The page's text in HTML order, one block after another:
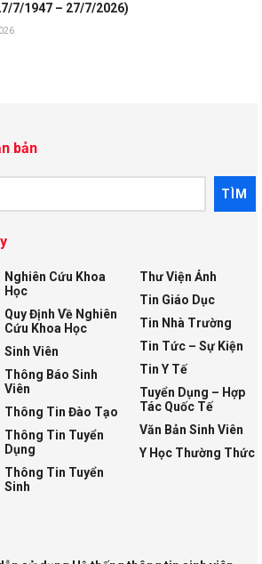
7/1947 – 27/7/2026)
bản
TÌM
Nghiên Cứu Khoa
Học
Quy Định Về Nghiên
Cứu Khoa Học
Sinh Viên
Thông Báo Sinh
Viên
Thông Tin Đào Tạo
Thông Tin Tuyển
Dụng
Thông Tin Tuyển
Sinh
Thư Viện Ảnh
Tin Giáo Dục
Tin Nhà Trường
Tin Tức – Sự Kiện
Tin Y Tế
Tuyển Dụng – Hợp
Tác Quốc Tế
Văn Bản Sinh Viên
Y Học Thường Thức